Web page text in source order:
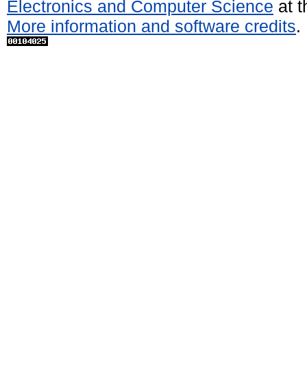
Electronics and Computer Science at
More information and software credits.